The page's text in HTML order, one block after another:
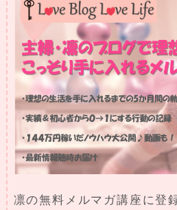
凛の無料メルマガ講座に登